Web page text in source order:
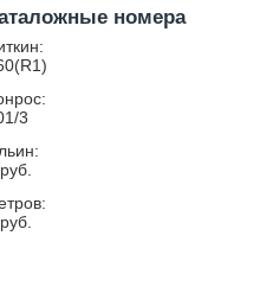
номера
3